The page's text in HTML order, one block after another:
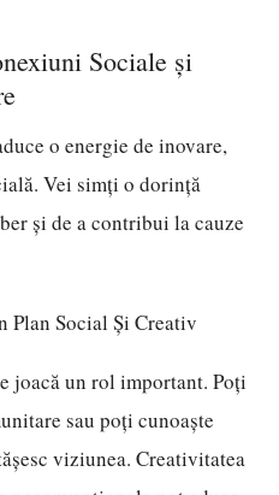
Sociale și
o energie de inovare,
Vei simți o dorință
și de a contribui la cauze
Plan Social Și Creativ
joacă un rol important. Poți
sau poți cunoaște
viziunea. Creativitatea